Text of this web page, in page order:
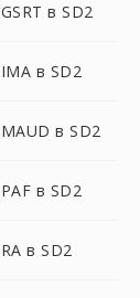
GSRT в SD2
IMA в SD2
MAUD в SD2
PAF в SD2
RA в SD2